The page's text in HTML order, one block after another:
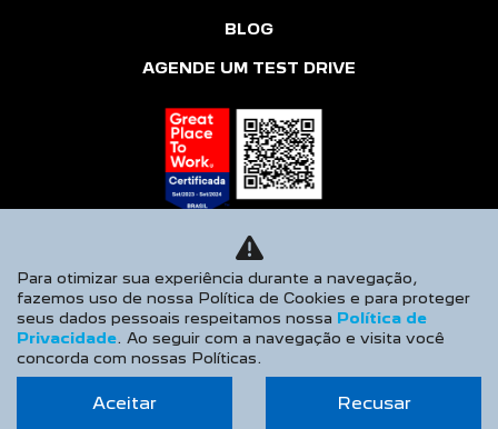
BLOG
AGENDE UM TEST DRIVE
Desacelere. Seu bem maior é a vida.
Para otimizar sua experiência durante a navegação,
fazemos uso de nossa Política de Cookies e para proteger
seus dados pessoais respeitamos nossa Política de
Privacidade. Ao seguir com a navegação e visita você
concorda com nossas Políticas.
Aceitar Recusar